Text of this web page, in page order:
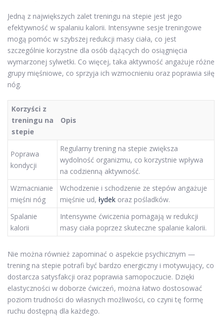
Jedną z największych zalet treningu na stepie jest jego
efektywność w spalaniu kalorii. Intensywne sesje treningowe
mogą pomóc w szybszej redukcji masy ciała, co jest
szczególnie korzystne dla osób dążących do osiągnięcia
wymarzonej sylwetki. Co więcej, taka aktywność angażuje różne
grupy mięśniowe, co sprzyja ich wzmocnieniu oraz poprawia siłę
nóg.
Korzyści z
treningu na
stepie
Opis
Poprawa
kondycji
Regularny trening na stepie zwiększa
wydolność organizmu, co korzystnie wpływa
na codzienną aktywność.
Wzmacnianie
mięśni nóg
Wchodzenie i schodzenie ze stepów angażuje
mięśnie ud, łydek oraz pośladków.
Spalanie
kalorii
Intensywne ćwiczenia pomagają w redukcji
masy ciała poprzez skuteczne spalanie kalorii.
Nie można również zapominać o aspekcie psychicznym —
trening na stepie potrafi być bardzo energiczny i motywujący, co
dostarcza satysfakcji oraz poprawia samopoczucie. Dzięki
elastyczności w doborze ćwiczeń, można łatwo dostosować
poziom trudności do własnych możliwości, co czyni tę formę
ruchu dostępną dla każdego.